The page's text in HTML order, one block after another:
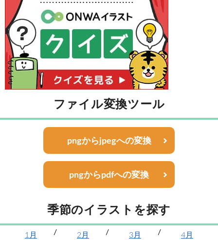
ファイル変換ツール
pngからjpegへの変換
pngからpdfへの変換
季節のイラストを探す
1月 2月 3月
4月